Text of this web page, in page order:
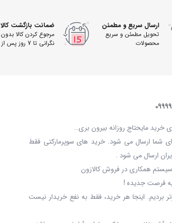
ارسال سریع و مطمئن
تحویل مطمئن و سریع
محصولات
ضمانت بازگشت کالا
مرجوع کردن کالا بدون
نگرانی تا 7 روز پس از
خرید مایحتاج روزانه بیرون بری…
شما ارسال می شود. خرید های سوپرمارکتی فقط
ارسال می شود .
همکاری در فروش کالازون
یه فرصت جدیده !
بردیم. اینجا هر خرید، فقط به نفع خریدار نیست